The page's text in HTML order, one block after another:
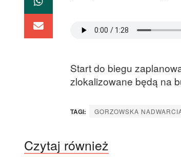
Start do biegu
zlokalizowane będą na
TAGI: GORZOWSKA
Czytaj również